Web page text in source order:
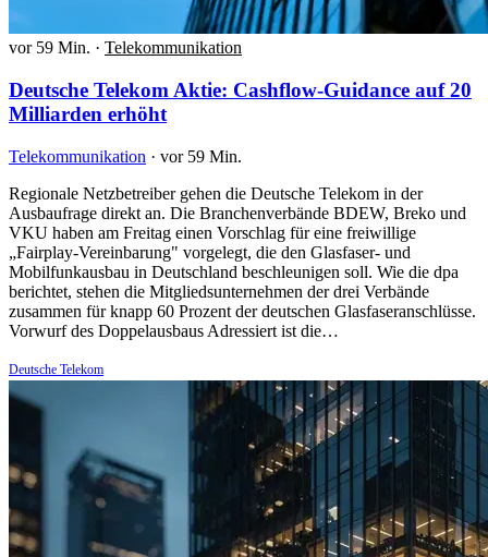
vor 59 Min. · Telekommunikation
Deutsche Telekom Aktie: Cashflow-Guidance auf 20
Milliarden erhöht
Telekommunikation · vor 59 Min.
Regionale Netzbetreiber gehen die Deutsche Telekom in der
Ausbaufrage direkt an. Die Branchenverbände BDEW, Breko und
VKU haben am Freitag einen Vorschlag für eine freiwillige
„Fairplay-Vereinbarung" vorgelegt, die den Glasfaser- und
Mobilfunkausbau in Deutschland beschleunigen soll. Wie die dpa
berichtet, stehen die Mitgliedsunternehmen der drei Verbände
zusammen für knapp 60 Prozent der deutschen Glasfaseranschlüsse.
Vorwurf des Doppelausbaus Adressiert ist die…
Deutsche Telekom